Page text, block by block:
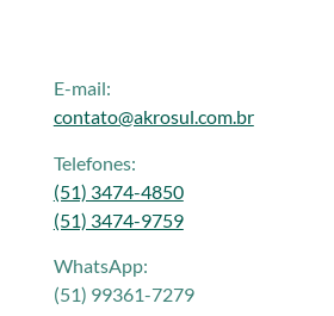
E-mail:
contato@akrosul.com.br
Telefones:
(51) 3474-4850
(51) 3474-9759
WhatsApp:
(51) 99361-7279